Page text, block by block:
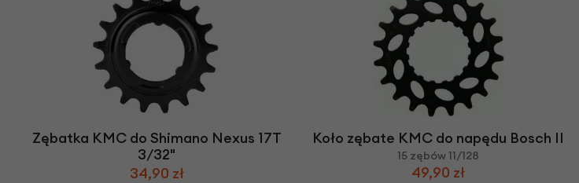
Zębatka KMC do Shimano Nexus 17T
3/32"
34,90 zł
Koło zębate KMC do napędu Bosch II
15 zębów 11/128
49,90 zł